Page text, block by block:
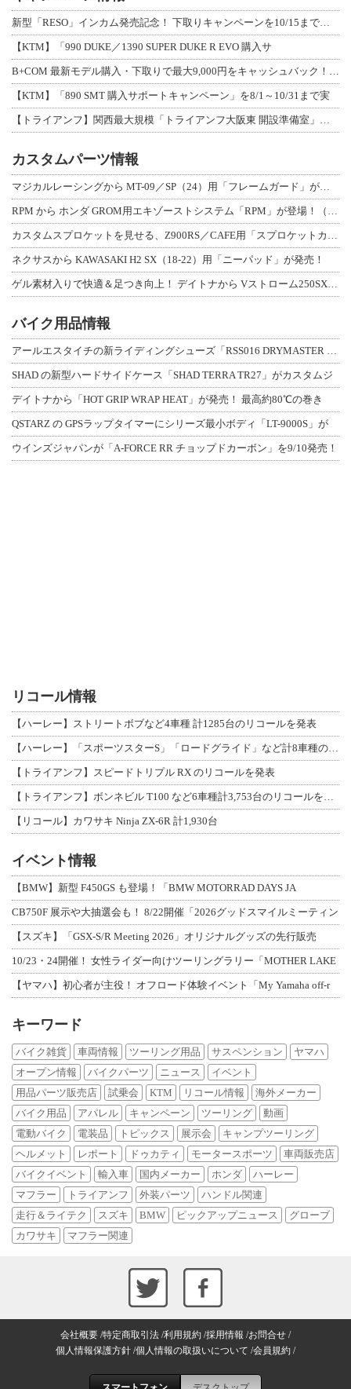
新型「RESO」インカム発売記念！ 下取りキャンペーンを10/15まで延長して開
【KTM】「990 DUKE／1390 SUPER DUKE R EVO 購入サ
B+COM 最新モデル購入・下取りで最大9,000円をキャッシュバック！「B+F
【KTM】「890 SMT 購入サポートキャンペーン」を8/1～10/31まで実
【トライアンフ】関西最大規模「トライアンフ大阪東 開設準備室」がオープン！ 限定
カスタムパーツ情報
マジカルレーシングから MT-09／SP（24）用「フレームガード」が登場！
RPM から ホンダ GROM用エキゾーストシステム「RPM」が登場！（動画あり
カスタムスプロケットを見せる、Z900RS／CAFE用「スプロケットカバーフルキ
ネクサスから KAWASAKI H2 SX（18-22）用「ニーパッド」が発売！
ゲル素材入りで快適＆足つき向上！ デイトナから Vストローム250SX用「快適ロ
バイク用品情報
アールエスタイチの新ライディングシューズ「RSS016 DRYMASTER スト
SHAD の新型ハードサイドケース「SHAD TERRA TR27」がカスタムジ
デイトナから「HOT GRIP WRAP HEAT」が発売！ 最高約80℃の巻き
QSTARZ の GPSラップタイマーにシリーズ最小ボディ「LT-9000S」が
ウインズジャパンが「A-FORCE RR チョップドカーボン」を9/10発売！
リコール情報
【ハーレー】ストリートボブなど4車種 計1285台のリコールを発表
【ハーレー】「スポーツスターS」「ロードグライド」など計8車種のリコールを発表
【トライアンフ】スピードトリプル RX のリコールを発表
【トライアンフ】ボンネビル T100 など6車種計3,753台のリコールを発表
【リコール】カワサキ Ninja ZX-6R 計1,930台
イベント情報
【BMW】新型 F450GS も登場！「BMW MOTORRAD DAYS JA
CB750F 展示や大抽選会も！ 8/22開催「2026グッドスマイルミーティン
【スズキ】「GSX-S/R Meeting 2026」オリジナルグッズの先行販売
10/23・24開催！ 女性ライダー向けツーリングラリー「MOTHER LAKE
【ヤマハ】初心者が主役！ オフロード体験イベント「My Yamaha off-r
キーワード
バイク雑貨 車両情報 ツーリング用品 サスペンション
ヤマハ
オープン情報
バイクパーツ ニュース
イベント
用品パーツ販売店
試乗会 KTM リコール情報
海外メーカー
バイク用品
アパレル キャンペーン ツーリング
動画
電動バイク
電装品 トピックス 展示会
キャンプツーリング
ヘルメット
レポート ドゥカティ モータースポーツ
車両販売店
バイクイベント
輸入車 国内メーカー ホンダ
ハーレー
マフラー
トライアンフ 外装パーツ
ハンドル関連
走行＆ライテク
スズキ BMW ピックアップニュース
グローブ
カワサキ
マフラー関連
会社概要 特定商取引法 利用規約 採用情報 お問合せ
個人情報保護方針 個人情報の取扱いについて 会員規約